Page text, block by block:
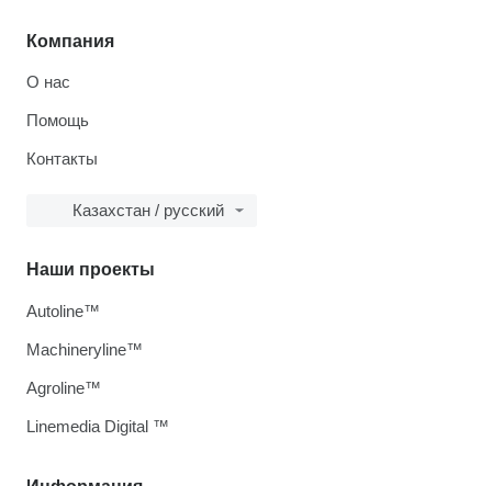
Компания
О нас
Помощь
Контакты
Казахстан / русский
Наши проекты
Autoline™
Machineryline™
Agroline™
Linemedia Digital ™